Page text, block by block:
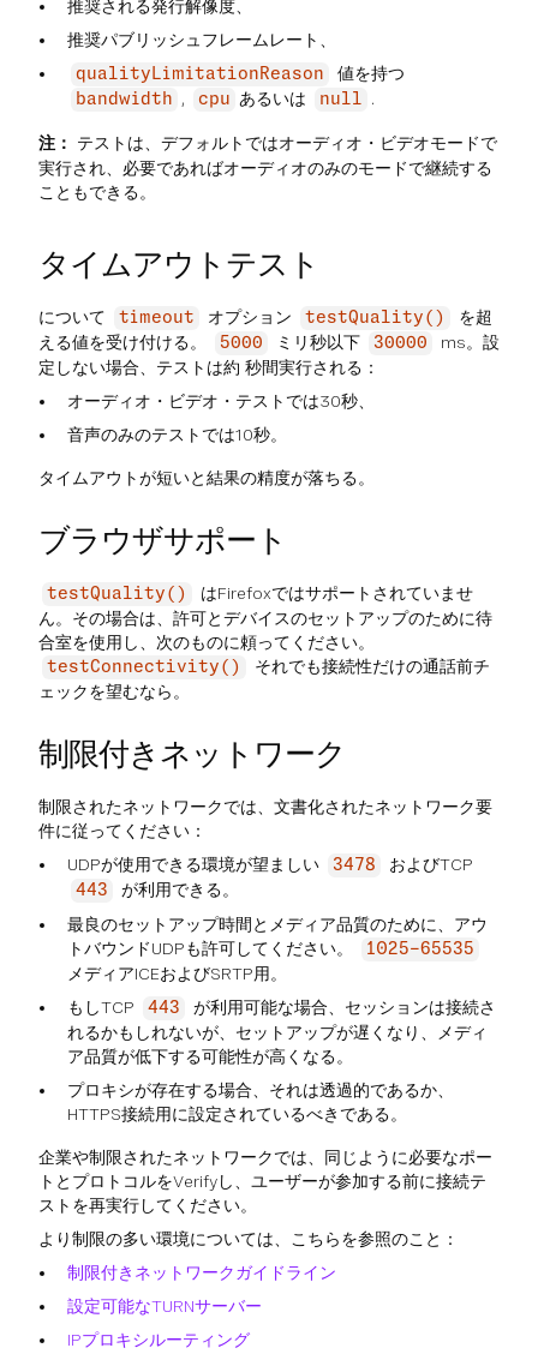
推奨される発行解像度、
推奨パブリッシュフレームレート、
qualityLimitationReason 値を持つ
bandwidth , cpu あるいは null .
注：
テストは、デフォルトではオーディオ・ビデオモードで
実行され、必要であればオーディオのみのモードで継続する
こともできる。
タイムアウトテスト
について timeout オプション testQuality()
を超
える値を受け付ける。
5000 ミリ秒以下 30000
ms。設
定しない場合、テストは約 秒間実行される：
オーディオ・ビデオ・テストでは30秒、
音声のみのテストでは10秒。
タイムアウトが短いと結果の精度が落ちる。
ブラウザサポート
testQuality()
はFirefoxではサポートされていませ
ん。その場合は、許可とデバイスのセットアップのために待
合室を使用し、次のものに頼ってください。
testConnectivity()
それでも接続性だけの通話前チ
ェックを望むなら。
制限付きネットワーク
制限されたネットワークでは、文書化されたネットワーク要
件に従ってください：
UDPが使用できる環境が望ましい
3478 およびTCP
443
が利用できる。
最良のセットアップ時間とメディア品質のために、アウ
トバウンドUDPも許可してください。
1025-65535
メディアICEおよびSRTP用。
もしTCP
443
が利用可能な場合、セッションは接続さ
れるかもしれないが、セットアップが遅くなり、メディ
ア品質が低下する可能性が高くなる。
プロキシが存在する場合、それは透過的であるか、
HTTPS接続用に設定されているべきである。
企業や制限されたネットワークでは、同じように必要なポー
トとプロトコルをVerifyし、ユーザーが参加する前に接続テ
ストを再実行してください。
より制限の多い環境については、こちらを参照のこと：
制限付きネットワークガイドライン
設定可能なTURNサーバー
IPプロキシルーティング